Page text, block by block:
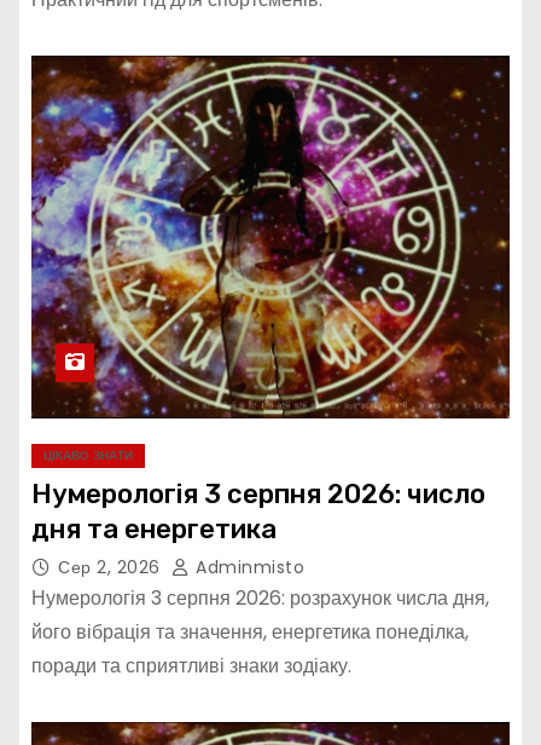
ЦІКАВО ЗНАТИ
Нумерологія 3 серпня 2026: число
дня та енергетика
Сер 2, 2026 Adminmisto
Нумерологія 3 серпня 2026: розрахунок числа дня,
його вібрація та значення, енергетика понеділка,
поради та сприятливі знаки зодіаку.